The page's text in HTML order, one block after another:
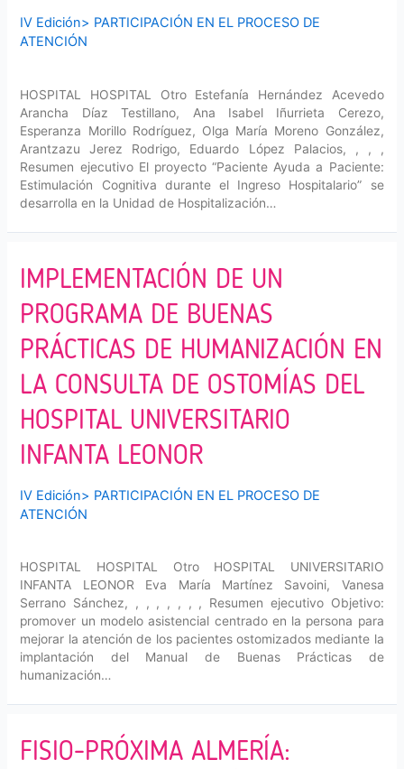
IV Edición> PARTICIPACIÓN EN EL PROCESO DE
ATENCIÓN
HOSPITAL HOSPITAL Otro Estefanía Hernández Acevedo
Arancha Díaz Testillano, Ana Isabel Iñurrieta Cerezo,
Esperanza Morillo Rodríguez, Olga María Moreno González,
Arantzazu Jerez Rodrigo, Eduardo López Palacios, , , ,
Resumen ejecutivo El proyecto “Paciente Ayuda a Paciente:
Estimulación Cognitiva durante el Ingreso Hospitalario” se
desarrolla en la Unidad de Hospitalización…
IMPLEMENTACIÓN DE UN
PROGRAMA DE BUENAS
PRÁCTICAS DE HUMANIZACIÓN EN
LA CONSULTA DE OSTOMÍAS DEL
HOSPITAL UNIVERSITARIO
INFANTA LEONOR
IV Edición> PARTICIPACIÓN EN EL PROCESO DE
ATENCIÓN
HOSPITAL HOSPITAL Otro HOSPITAL UNIVERSITARIO
INFANTA LEONOR Eva María Martínez Savoini, Vanesa
Serrano Sánchez, , , , , , , , Resumen ejecutivo Objetivo:
promover un modelo asistencial centrado en la persona para
mejorar la atención de los pacientes ostomizados mediante la
implantación del Manual de Buenas Prácticas de
humanización…
FISIO-PRÓXIMA ALMERÍA: